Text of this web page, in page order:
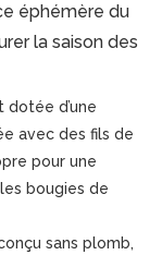
éphémère du
la saison des
d’une
avec des fils de
pour une
bougies de
sans plomb,